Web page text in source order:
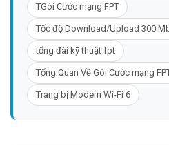
TGói Cước mạng FPT
Tốc độ Download/Upload 300
tổng đài kỹ thuật fpt
Tổng Quan Về Gói Cước mạng
Trang bị Modem Wi-Fi 6